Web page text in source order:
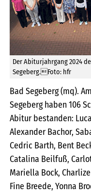
Der Abiturjahrgang 2024
Segeberg.Foto: hfr
Bad Segeberg (mq).
Segeberg haben 106
Abitur bestanden:
Alexander Bachor,
Cedric Barth, Bent
Catalina Beilfuß,
Mariella Bock,
Fine Breede, Yonna